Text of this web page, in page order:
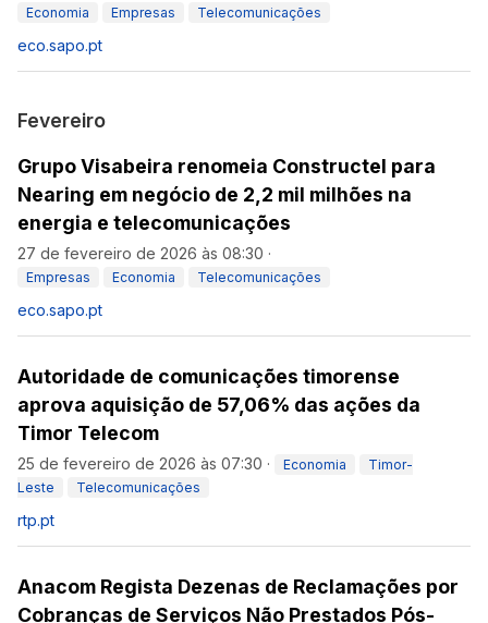
Economia Empresas Telecomunicações
eco.sapo.pt
Fevereiro
Grupo Visabeira renomeia Constructel para
Nearing em negócio de 2,2 mil milhões na
energia e telecomunicações
27 de fevereiro de 2026 às 08:30 ·
Empresas Economia Telecomunicações
eco.sapo.pt
Autoridade de comunicações timorense
aprova aquisição de 57,06% das ações da
Timor Telecom
25 de fevereiro de 2026 às 07:30 · Economia
Timor-
Leste
Telecomunicações
rtp.pt
Anacom Regista Dezenas de Reclamações por
Cobranças de Serviços Não Prestados Pós-